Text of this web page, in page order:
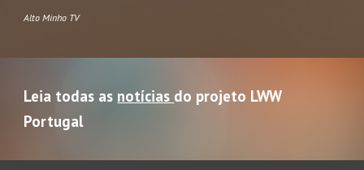
Alto Minho TV
Leia todas as notícias do projeto LWW
Portugal